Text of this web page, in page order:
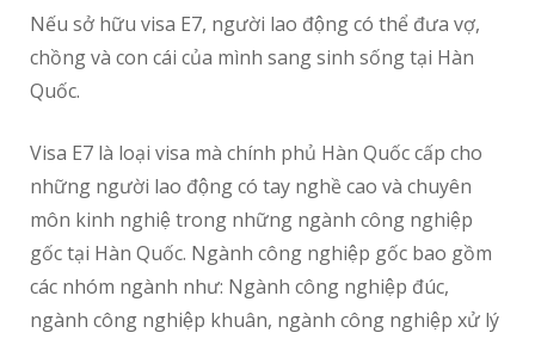
Nếu sở hữu visa E7, người lao động có thể đưa vợ,
chồng và con cái của mình sang sinh sống tại Hàn
Quốc.
Visa E7 là loại visa mà chính phủ Hàn Quốc cấp cho
những người lao động có tay nghề cao và chuyên
môn kinh nghiệ trong những ngành công nghiệp
gốc tại Hàn Quốc. Ngành công nghiệp gốc bao gồm
các nhóm ngành như: Ngành công nghiệp đúc,
ngành công nghiệp khuân, ngành công nghiệp xử lý